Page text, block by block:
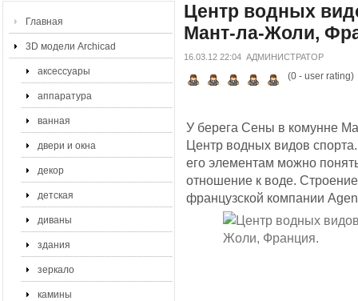
Главная
3D модели Archicad
аксессуары
аппаратура
ванная
двери и окна
декор
детская
диваны
здания
зеркало
камины
Центр водных
Мант-ла-Жоли,
16.03.12 22:04 АДМИНИСТРАТОР
(0- user rating)
У берега Сены в комунне
Центр водных видов
его элементам можно
отношение к воде.
французской компании